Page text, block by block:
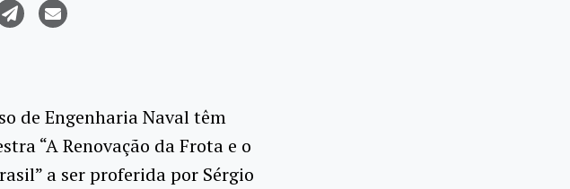
de Engenharia Naval têm
“A Renovação da Frota e o
a ser proferida por Sérgio